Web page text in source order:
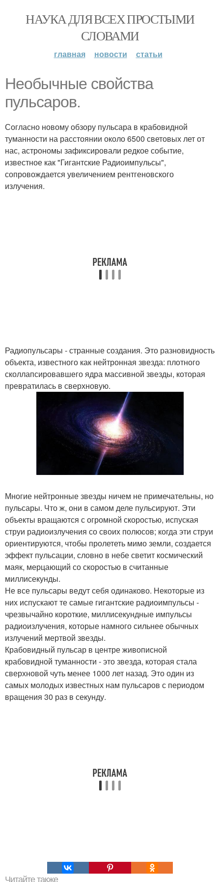
НАУКА ДЛЯ ВСЕХ ПРОСТЫМИ
СЛОВАМИ
главная новости статьи
Необычные свойства
пульсаров.
Согласно новому обзору пульсара в крабовидной
туманности на расстоянии около 6500 световых лет от
нас, астрономы зафиксировали редкое событие,
известное как "Гигантские Радиоимпульсы",
сопровождается увеличением рентгеновского
излучения.
Радиопульсары - странные создания. Это разновидность
объекта, известного как нейтронная звезда: плотного
сколлапсировавшего ядра массивной звезды, которая
превратилась в сверхновую.
Многие нейтронные звезды ничем не примечательны, но
пульсары. Что ж, они в самом деле пульсируют. Эти
объекты вращаются с огромной скоростью, испуская
струи радиоизлучения со своих полюсов; когда эти струи
ориентируются, чтобы пролететь мимо земли, создается
эффект пульсации, словно в небе светит космический
маяк, мерцающий со скоростью в считанные
миллисекунды.
Не все пульсары ведут себя одинаково. Некоторые из
них испускают те самые гигантские радиоимпульсы -
чрезвычайно короткие, миллисекундные импульсы
радиоизлучения, которые намного сильнее обычных
излучений мертвой звезды.
Крабовидный пульсар в центре живописной
крабовидной туманности - это звезда, которая стала
сверхновой чуть менее 1000 лет назад. Это один из
самых молодых известных нам пульсаров с периодом
вращения 30 раз в секунду.
Читайте также